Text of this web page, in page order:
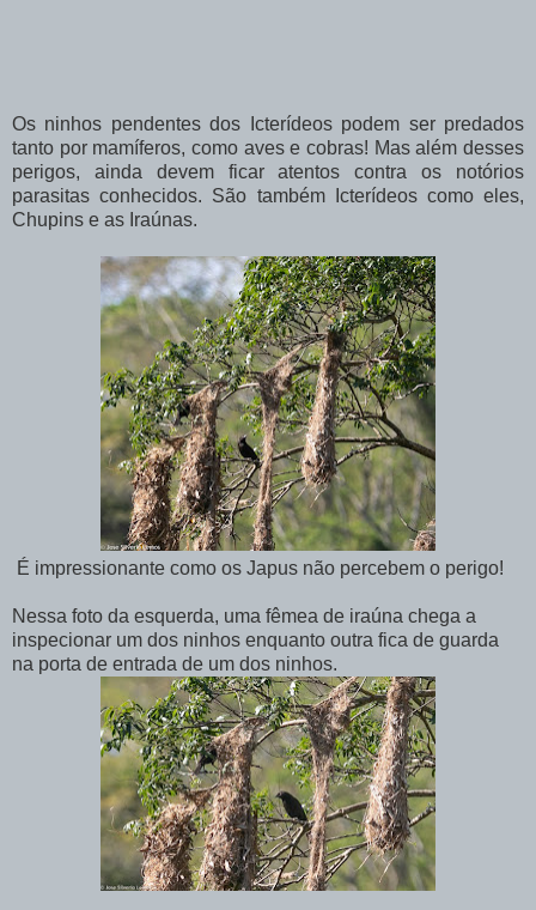
Os ninhos pendentes dos Icterídeos podem ser predados
tanto por mamíferos, como aves e cobras! Mas além desses
perigos, ainda devem ficar atentos contra os notórios
parasitas conhecidos. São também Icterídeos como eles,
Chupins e as Iraúnas.
É impressionante como os Japus não percebem o perigo!
Nessa foto da esquerda, uma fêmea de iraúna chega a
inspecionar um dos ninhos enquanto outra fica de guarda
na porta de entrada de um dos ninhos.